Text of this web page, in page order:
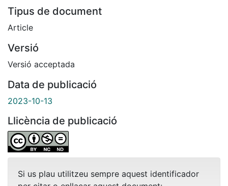
Tipus de document
Article
Versió
Versió acceptada
Data de publicació
2023-10-13
Llicència de publicació
Si us plau utilitzeu sempre aquest identificador